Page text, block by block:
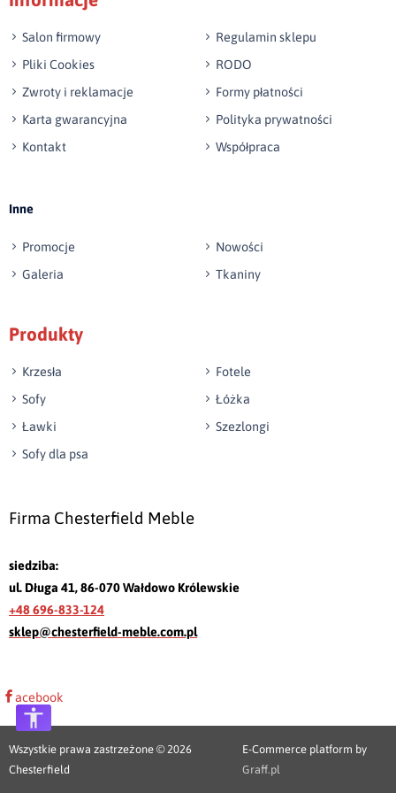
Wyślij opinię
Salon firmowy
Regulamin sklepu
Pliki Cookies
RODO
Zwroty i reklamacje
Formy płatności
Karta gwarancyjna
Polityka prywatności
Kontakt
Współpraca
Inne
Promocje
Nowości
Galeria
Tkaniny
Produkty
Krzesła
Fotele
Sofy
Łóżka
Ławki
Szezlongi
Sofy dla psa
Firma Chesterfield Meble
siedziba:
ul. Długa 41, 86-070 Wałdowo Królewskie
+48 696-833-124
sklep@chesterfield-meble.com.pl
acebook
Wszystkie prawa zastrzeżone © 2026
Chesterfield
E-Commerce platform by
Graff.pl